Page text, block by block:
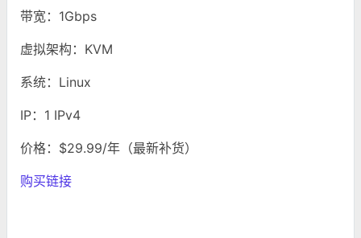
带宽：1Gbps
虚拟架构：KVM
系统：Linux
IP：1 IPv4
价格：$29.99/年（最新补货）
购买链接